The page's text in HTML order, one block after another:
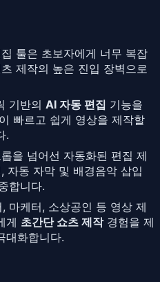
툴은 초보자에게 너무 복잡
제작의 높은 진입 장벽으로
기반의 AI 자동 편집 기능을
빠르고 쉽게 영상을 제작할
.
을 넘어선 자동화된 편집 제
자동 자막 및 배경음악 삽입
합니다.
마케터, 소상공인 등 영상 제
게 초간단 쇼츠 제작경험을 제
대화합니다.